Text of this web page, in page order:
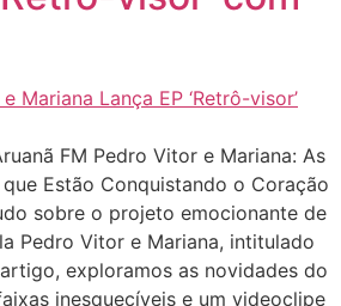
FM Pedro Vitor e Mariana: As
Estão Conquistando o Coração
sobre o projeto emocionante de
Pedro Vitor e Mariana, intitulado
exploramos as novidades do
inesquecíveis e um videoclipe